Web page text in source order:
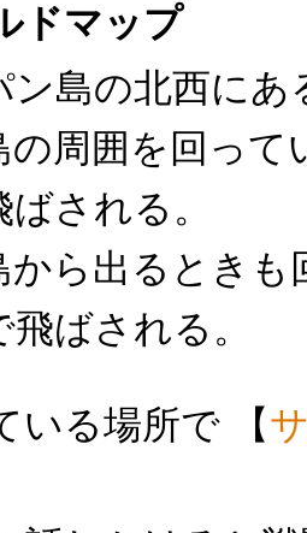
ドマップ
ン島の北西に
の周囲を回って
ばされる。
から出るときも
飛ばされる。
いる場所で 【